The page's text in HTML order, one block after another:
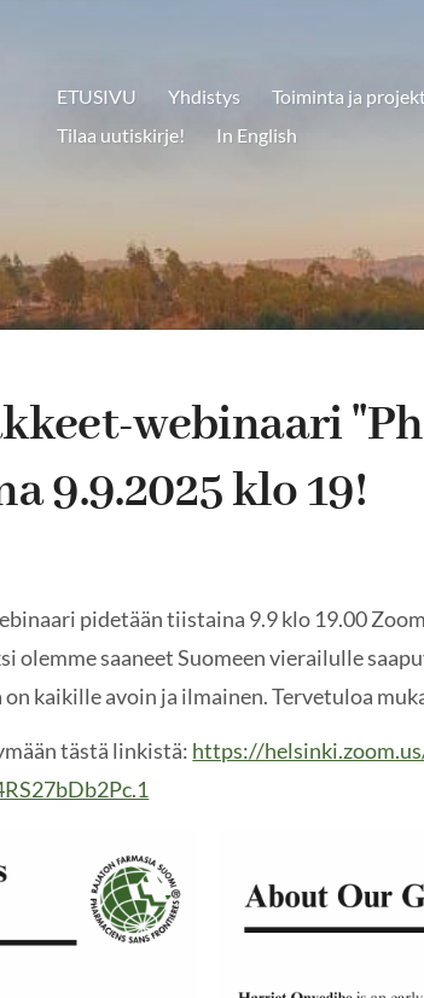
ETUSIVU Yhdistys Toiminta ja
Tilaa uutiskirje!
In English
webinaari
9.9.2025 klo 19!
pidetään tiistaina 9.9 klo 19.00
olemme saaneet Suomeen vierailulle
kaikille avoin ja ilmainen. Tervetuloa
tästä linkistä: https://